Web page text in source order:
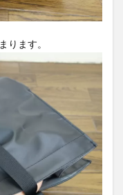
ります。